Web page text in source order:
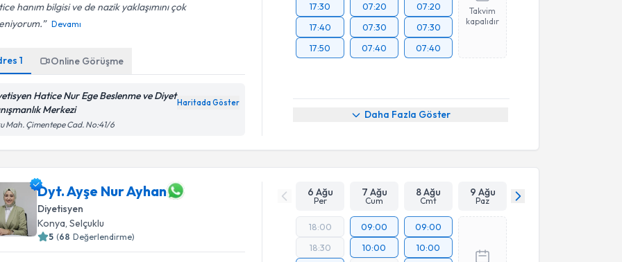
hanım bilgisi ve de nazik yaklaşımını çok
Devamı
1 Online Görüşme
Hatice Nur Ege Beslenme ve Diyet
Merkezi
Haritada Göster
Mah. Çimentepe Cad. No:41/6
17:30
17:40
17:50
07:20
07:30
07:40
07:20
07:30
07:40
Takvim
kapalıdır
Daha Fazla Göster
Dyt. Ayşe Nur Ayhan
Diyetisyen
Konya, Selçuklu
5 (68 Değerlendirme)
6 Ağu
Per
7 Ağu
Cum
8 Ağu
Cmt
9 Ağu
Paz
18:00
18:30
09:00
10:00
09:00
10:00